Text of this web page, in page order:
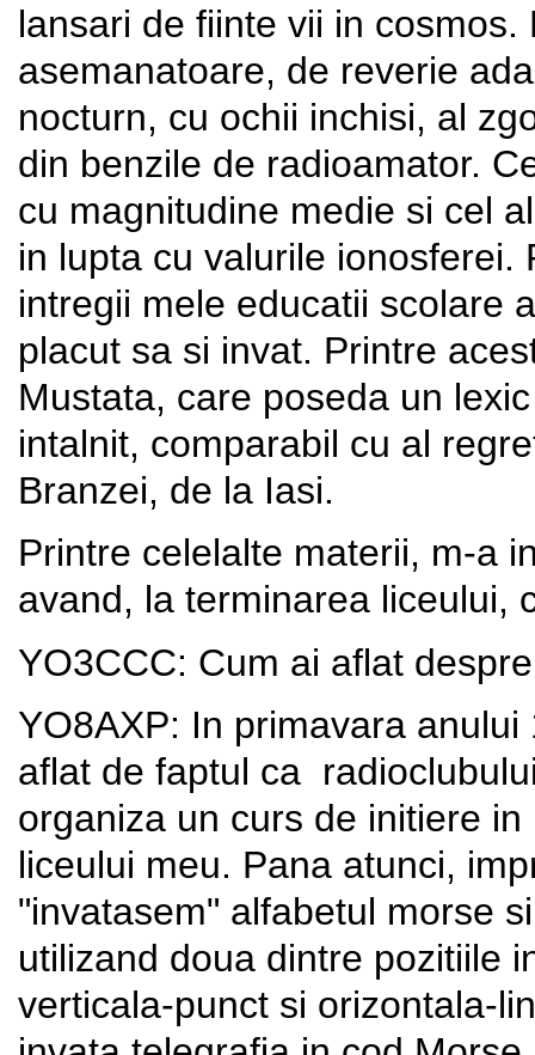
lansari de fiinte vii in
asemanatoare, de reverie
nocturn, cu ochii inchisi, al
din benzile de radioamator.
cu magnitudine medie si cel
in lupta cu valurile ionosferei.
intregii mele educatii scolare
placut sa si invat. Printre
Mustata, care poseda un
intalnit, comparabil cu al
Branzei, de la Iasi.
Printre celelalte materii, m-a
avand, la terminarea liceului,
YO3CCC: Cum ai aflat
YO8AXP: In primavara
aflat de faptul ca
organiza un curs de initiere
liceului meu. Pana atunci,
"invatasem" alfabetul morse
utilizand doua dintre pozitiile
verticala-punct si orizontala-